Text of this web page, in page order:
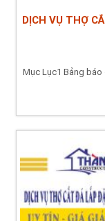
DỊCH VỤ THỢ
Mục Lục1 Bảng